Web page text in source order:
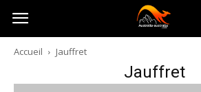
Australia-
australie.com
Accueil Jauffret
Jauffret